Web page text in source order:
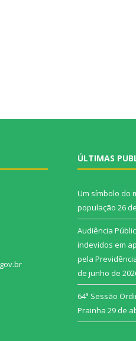
ÚLTIMAS
Um símbolo do
população 26
Audiência
indevidos em
pela
de junho de
64ª Sessão
Prainha 29 de